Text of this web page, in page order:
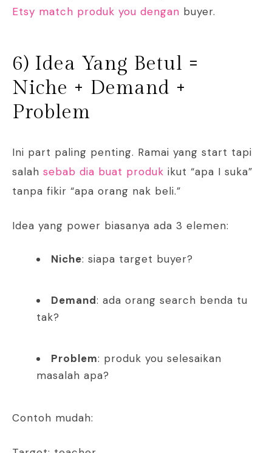
Etsy match produk you dengan buyer.
6) Idea Yang Betul =
Niche + Demand +
Problem
Ini part paling penting. Ramai yang start tapi
salah sebab dia buat produk ikut “apa I suka”
tanpa fikir “apa orang nak beli.”
Idea yang power biasanya ada 3 elemen:
Niche: siapa target buyer?
Demand: ada orang search benda tu
tak?
Problem: produk you selesaikan
masalah apa?
Contoh mudah: